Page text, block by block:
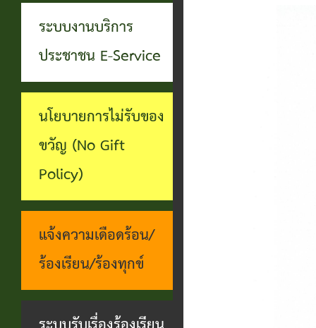
Service)
เว็บไซต์
ระบบงานบริการ
ประชาชน E-Service
นโยบายการไม่รับของ
ขวัญ (No Gift
Policy)
แจ้งความเดือดร้อน/
ร้องเรียน/ร้องทุกข์